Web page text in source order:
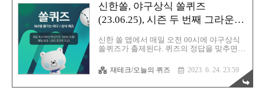
신한쏠, 야구상식 쏠퀴즈
(23.06.25), 시즌 두 번째 그라운드
신한 쏠 앱에서 매일 오전 00시에 야구상식
쏠퀴즈가 출제된다. 퀴즈의 정답을 맞추면
1000포인트까지 지급된다. 쏠퀴즈는 신한쏠
앱이나 신한페이판에서 응모할 수 있다.
https://exchange.korbit.co.kr 코빗 - 대한민국
재테크/오늘의 퀴즈 2023. 6. 24. 23:59